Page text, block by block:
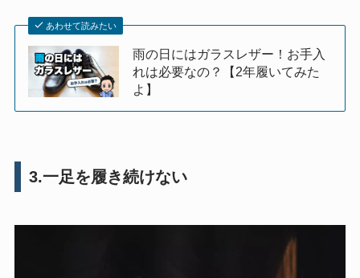
あわせて読みたい
雨の日にはガラスレザー！お手入
れは必要なの？【2年履いてみた
よ】
3.一足を履き続けない